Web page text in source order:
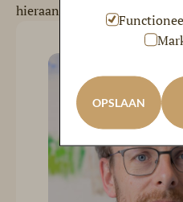
hieraan stelt.
OPSLAAN